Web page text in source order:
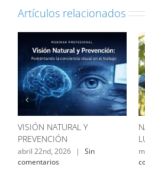
Artículos relacionados
GESTIÓN ESTRATÉGICA DE
PERSONAS Y SALUD MENTAL
marzo 10th, 2026
comentarios